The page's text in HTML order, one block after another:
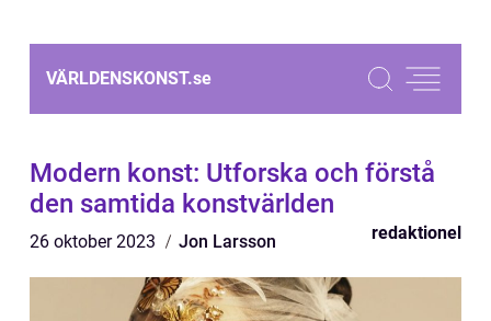
VÄRLDENSKONST.se
Modern konst: Utforska och förstå
den samtida konstvärlden
26 oktober 2023 Jon Larsson redaktionel